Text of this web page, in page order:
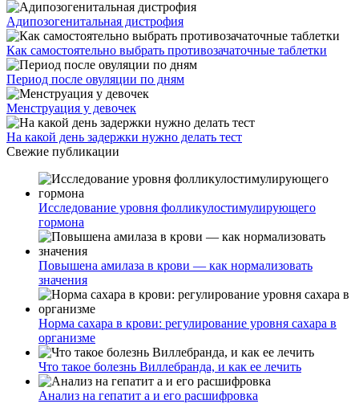
Адипозогенитальная дистрофия
Как самостоятельно выбрать противозачаточные таблетки
Период после овуляции по дням
Менструация у девочек
На какой день задержки нужно делать тест
Свежие публикации
Исследование уровня фолликулостимулирующего
гормона
Повышена амилаза в крови — как нормализовать
значения
Норма сахара в крови: регулирование уровня сахара в
организме
Что такое болезнь Виллебранда, и как ее лечить
Анализ на гепатит а и его расшифровка